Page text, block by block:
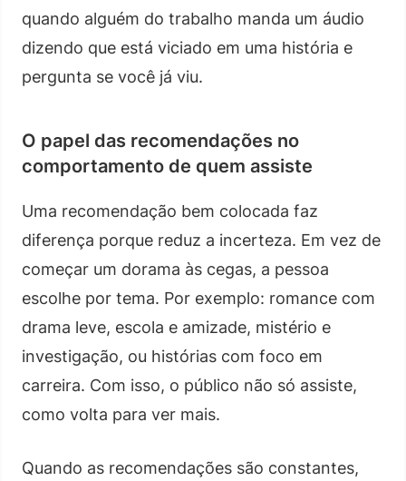
quando alguém do trabalho manda um áudio
dizendo que está viciado em uma história e
pergunta se você já viu.
O papel das recomendações no
comportamento de quem assiste
Uma recomendação bem colocada faz
diferença porque reduz a incerteza. Em vez de
começar um dorama às cegas, a pessoa
escolhe por tema. Por exemplo: romance com
drama leve, escola e amizade, mistério e
investigação, ou histórias com foco em
carreira. Com isso, o público não só assiste,
como volta para ver mais.
Quando as recomendações são constantes,